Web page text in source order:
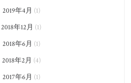
2019年4月 (1)
2018年12月 (1)
2018年6月 (1)
2018年2月 (4)
2017年6月 (1)